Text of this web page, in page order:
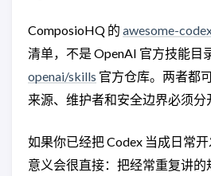
ComposioHQ 的 awesome-
清单，不是 OpenAI 官方技能目
openai/skills 官方仓库。两者都
来源、维护者和安全边界必须分
如果你已经把 Codex 当成日常
意义会很直接：把经常重复讲的